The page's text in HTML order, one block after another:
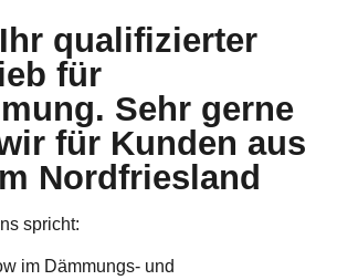
qualifizierter
für
Sehr gerne
für Kunden aus
Nordfriesland
spricht:
im Dämmungs- und